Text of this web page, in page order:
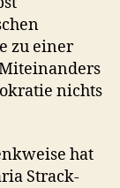
zu einer
nichts
hat
Strack-